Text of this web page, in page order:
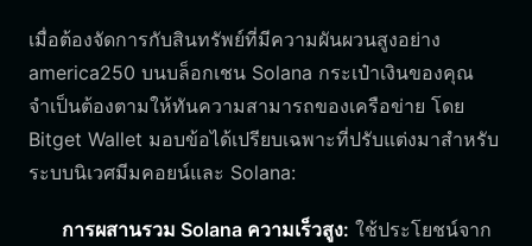
เมื่อต้องจัดการกับสินทรัพย์ที่มีความผันผวนสูงอย่าง
america250 บนบล็อกเชน Solana กระเป๋าเงินของคุณ
จำเป็นต้องตามให้ทันความสามารถของเครือข่าย โดย
Bitget Wallet มอบข้อได้เปรียบเฉพาะที่ปรับแต่งมาสำหรับ
ระบบนิเวศมีมคอยน์และ Solana:
การผสานรวม Solana ความเร็วสูง: ใช้ประโยชน์จาก